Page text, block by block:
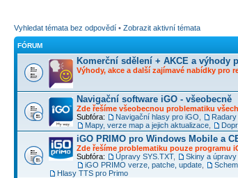
Vyhledat témata bez odpovědí • Zobrazit aktivní témata
FÓRUM
Komerční sdělení + AKCE a výhody
Výhody, akce a další zajímavé nabídky pro
Navigační software iGO - všeobecně
Zde řešíme všeobecnou problematiku
Subfóra:
Navigační hlasy pro iGO
Mapy, verze map a jejich aktualizace
iGO PRIMO pro Windows Mobile a
Zde řešíme problematiku pouze programu
Subfóra:
Úpravy SYS.TXT, Skiny a úpravy
iGO PRIMO verze, patche, update
Hlasy TTS pro Primo